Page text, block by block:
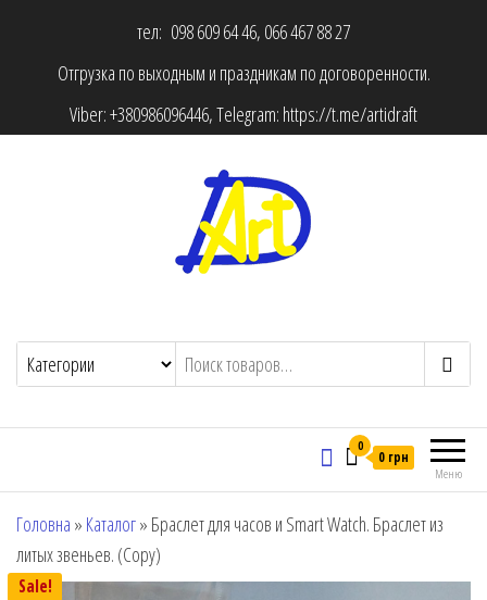
тел: 098 609 64 46, 066 467 88 27
Отгрузка по выходным и праздникам по договоренности.
Viber:+380986096446, Telegram: https://t.me/artidraft
Меню
0
0 грн
Головна » Каталог» Браслет для часов и Smart Watch. Браслет из
литых звеньев. (Copy)
Sale!